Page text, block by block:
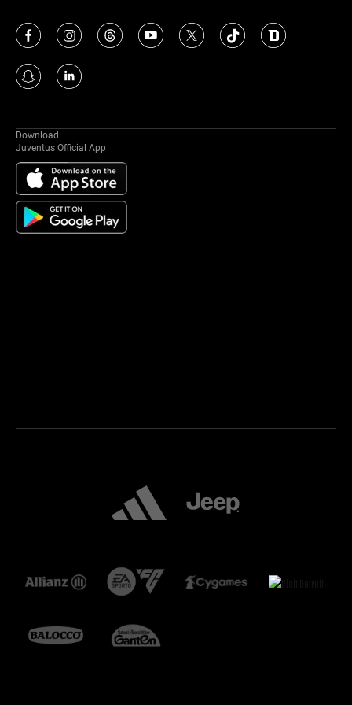
Download:
Juventus Official App